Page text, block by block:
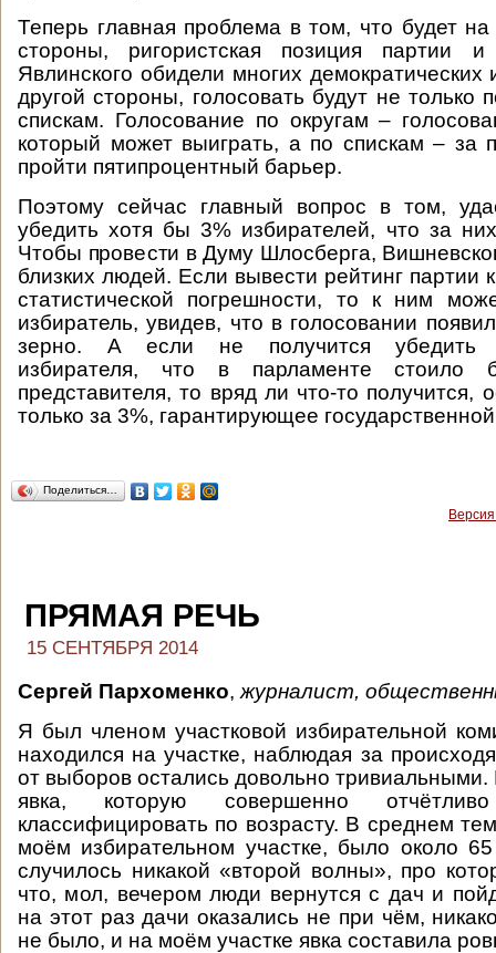
Теперь главная проблема в том, что будет
стороны, ригористская позиция партии и
Явлинского обидели многих демократических
другой стороны, голосовать будут не только
спискам. Голосование по округам –
который может выиграть, а по спискам – за
пройти пятипроцентный барьер.
Поэтому сейчас главный вопрос в том,
убедить хотя бы 3% избирателей, что за
Чтобы провести в Думу Шлосберга,
близких людей. Если вывести рейтинг партии
статистической погрешности, то к ним
избиратель, увидев, что в голосовании
зерно. А если не получится убедить
избирателя, что в парламенте стоило
представителя, то вряд ли что-то получится,
только за 3%, гарантирующее
Поделиться…
ПРЯМАЯ РЕЧЬ
15 СЕНТЯБРЯ 2014
Сергей Пархоменко, журналист,
Я был членом участковой избирательной
находился на участке, наблюдая за
от выборов остались довольно тривиальными.
явка, которую совершенно
классифицировать по возрасту. В среднем
моём избирательном участке, было около
случилось никакой «второй волны», про
что, мол, вечером люди вернутся с дач и
на этот раз дачи оказались не при чём,
не было, и на моём участке явка составила